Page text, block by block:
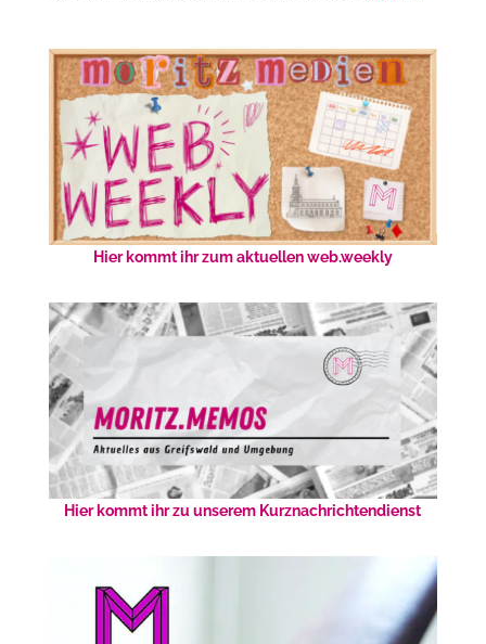
Hier kommt ihr zum aktuellen web.weekly
Hier kommt ihr zu unserem Kurznachrichtendienst